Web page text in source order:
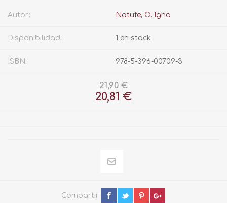
Autor: Natufe, O. Igho
Disponibilidad: 1 en stock
ISBN: 978-5-396-00709-3
21,90 €
20,81 €
Compartir